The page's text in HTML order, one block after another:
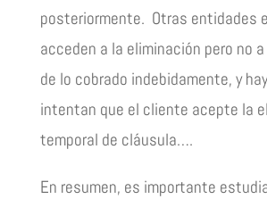
posteriormente. Otras entidades
acceden a la eliminación pero no
de lo cobrado indebidamente, y
intentan que el cliente acepte la
temporal de cláusula….
En resumen, es importante